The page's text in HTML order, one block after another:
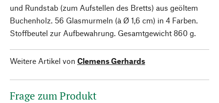
und Rundstab (zum Aufstellen des Bretts) aus geöltem
Buchenholz. 56 Glasmurmeln (à Ø 1,6 cm) in 4 Farben.
Stoffbeutel zur Aufbewahrung. Gesamtgewicht 860 g.
Weitere Artikel von Clemens Gerhards
Frage zum Produkt